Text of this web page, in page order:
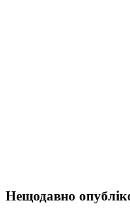
Нещодавно